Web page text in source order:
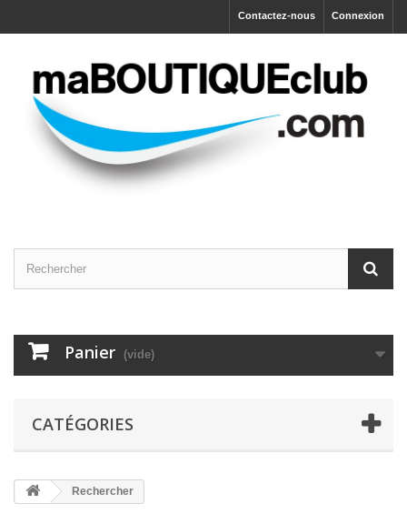
Connexion
Contactez-nous
Panier (vide)
CATÉGORIES
Rechercher